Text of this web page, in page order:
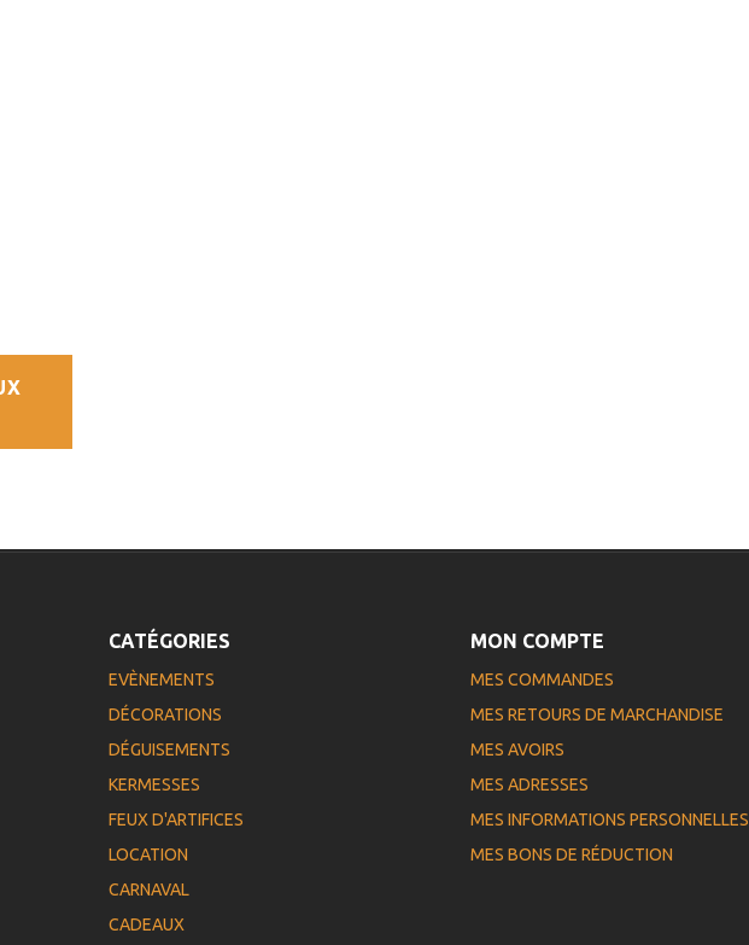
CATÉGORIES
EVÈNEMENTS
DÉCORATIONS
DÉGUISEMENTS
KERMESSES
FEUX D'ARTIFICES
LOCATION
CARNAVAL
CADEAUX
MON COMPTE
MES COMMANDES
MES RETOURS DE MARCHANDISE
MES AVOIRS
MES ADRESSES
MES INFORMATIONS PERSONNELLES
MES BONS DE RÉDUCTION